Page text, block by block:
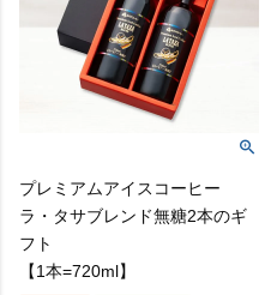
プレミアムアイスコーヒー
ラ・タサブレンド無糖2本のギ
フト
【1本=720ml】